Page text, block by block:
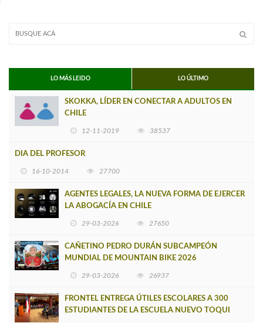
LO MÁS LEIDO LO ÚLTIMO
SKOKKA, LÍDER EN CONECTAR A ADULTOS EN
CHILE
12-11-2019 38537
DIA DEL PROFESOR
16-10-2014 27700
AGENTES LEGALES, LA NUEVA FORMA DE EJERCER
LA ABOGACÍA EN CHILE
29-03-2026 27650
CAÑETINO PEDRO DURÁN SUBCAMPEÓN
MUNDIAL DE MOUNTAIN BIKE 2026
29-03-2026 26937
FRONTEL ENTREGA ÚTILES ESCOLARES A 300
ESTUDIANTES DE LA ESCUELA NUEVO TOQUI